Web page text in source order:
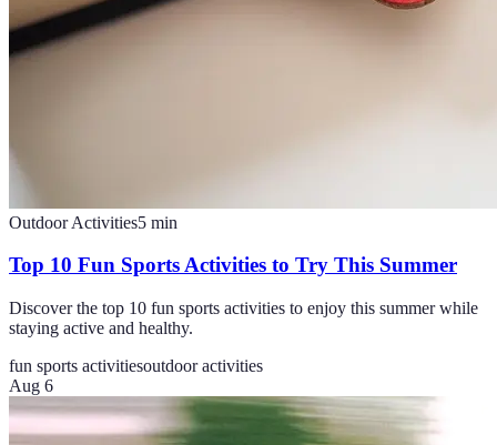
Outdoor Activities5 min
Top 10 Fun Sports Activities to Try This Summer
Discover the top 10 fun sports activities to enjoy this summer while
staying active and healthy.
fun sports activitiesoutdoor activities
Aug 6